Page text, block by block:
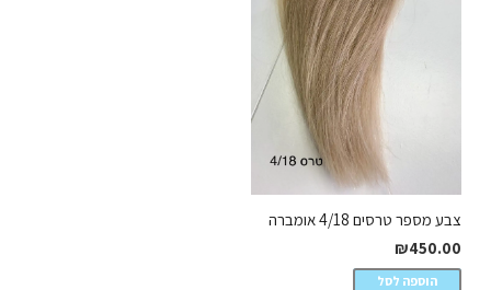
צבע מספר טרסים 4/18 אומברה
₪450.00
הוספה לסל